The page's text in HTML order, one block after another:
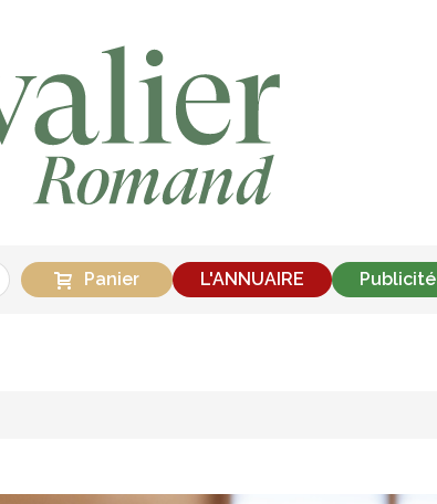
Panier L'ANNUAIRE Publicité